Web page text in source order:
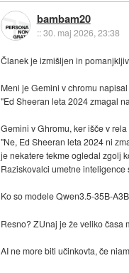
bambam20
::30. maj 2026, 23:38
Članek je izmišljen in
Meni je Gemini v chromu
"Ed Sheeran leta 2024 zmagal
Gemini v Ghromu, ker išče v
"Ne, Ed Sheeran leta 2024 ni
je nekatere tekme ogledal zgolj
Raziskovalci umetne
Ko so modele Qwen3.5-35B-
Resno? ZUnaj je že veliko časa
AI ne more biti učinkovta, če